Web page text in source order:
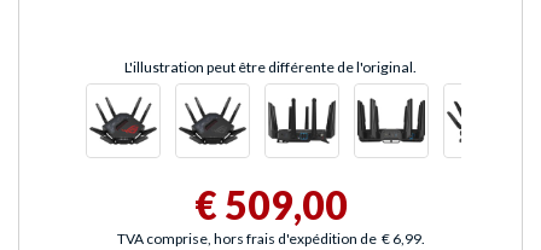
L'illustration peut être différente de l'original.
€ 509,00
TVA comprise, hors frais d'expédition de € 6,99.